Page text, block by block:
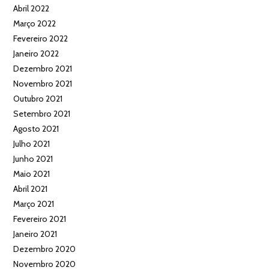
Abril 2022
Março 2022
Fevereiro 2022
Janeiro 2022
Dezembro 2021
Novembro 2021
Outubro 2021
Setembro 2021
Agosto 2021
Julho 2021
Junho 2021
Maio 2021
Abril 2021
Março 2021
Fevereiro 2021
Janeiro 2021
Dezembro 2020
Novembro 2020